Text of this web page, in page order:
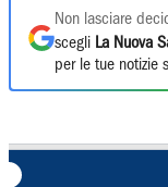
Non lasciare
scegli La Nuova
per le tue notizie